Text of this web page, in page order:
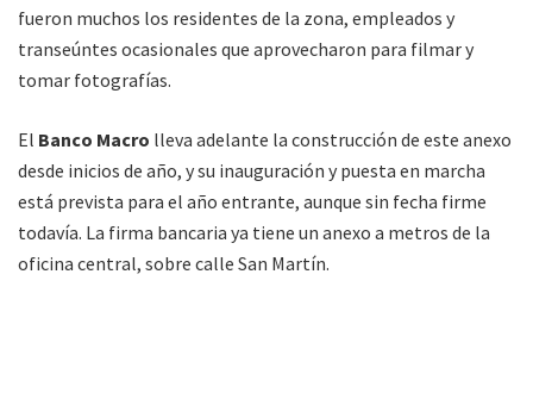
fueron muchos los residentes de la zona, empleados y
transeúntes ocasionales que aprovecharon para filmar y
tomar fotografías.
El Banco Macro lleva adelante la construcción de este anexo
desde inicios de año, y su inauguración y puesta en marcha
está prevista para el año entrante, aunque sin fecha firme
todavía. La firma bancaria ya tiene un anexo a metros de la
oficina central, sobre calle San Martín.